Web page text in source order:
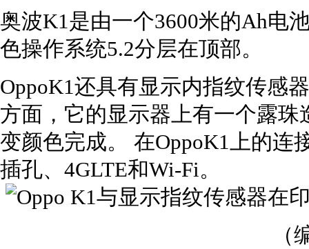
奥波K1是由一个3600米的Ah电
色操作系统5.2分层在顶部。
OppoK1还具有显示内指纹传感
方面，它的显示器上有一个露
变颜色完成。 在OppoK1上的连
插孔、4GLTE和Wi-Fi。
（